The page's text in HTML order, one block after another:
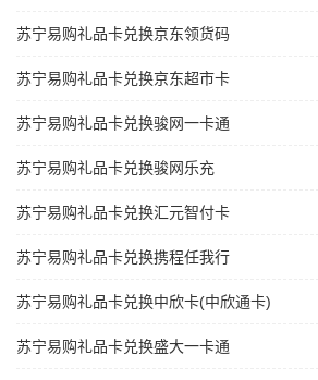
苏宁易购礼品卡兑换京东领货码
苏宁易购礼品卡兑换京东超市卡
苏宁易购礼品卡兑换骏网一卡通
苏宁易购礼品卡兑换骏网乐充
苏宁易购礼品卡兑换汇元智付卡
苏宁易购礼品卡兑换携程任我行
苏宁易购礼品卡兑换中欣卡(中欣通卡)
苏宁易购礼品卡兑换盛大一卡通